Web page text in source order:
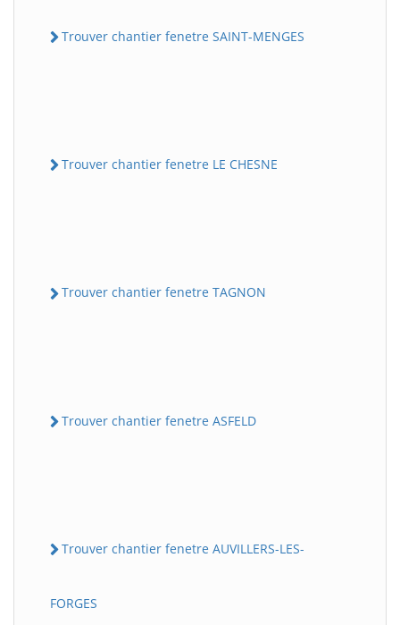
Trouver chantier fenetre SAINT-MENGES
Trouver chantier fenetre LE CHESNE
Trouver chantier fenetre TAGNON
Trouver chantier fenetre ASFELD
Trouver chantier fenetre AUVILLERS-LES-
FORGES